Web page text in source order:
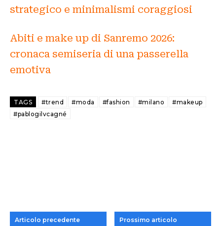
strategico e minimalismi coraggiosi
Abiti e make up di Sanremo 2026:
cronaca semiseria di una passerella
emotiva
TAGS #trend #moda #fashion #milano
#makeup
#pablogilvcagné
Articolo precedente Prossimo articolo